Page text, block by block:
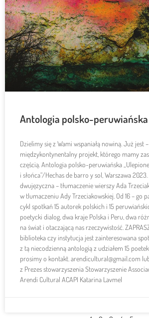
Antologia polsko-peruwiańska
Dzielimy się z Wami wspaniałą nowiną. Już jest
międzykontynentalny projekt, którego mamy
częścią. Antologia polsko-peruwiańska
i słońca”/Hechas de barro y sol, Warszawa
dwujęzyczna – tłumaczenie wierszy Ada
w tlumaczeniu Ady Trzeciakowskiej. Od 16 – go
cykl spotkań 15 autorek polskich i 15
poetycki dialog, dwa kraje Polska i Peru, dwa
na świat i otaczającą nas rzeczywistość.
biblioteka czy instytucja jest zainteresowana
z tą niecodzienną antologią z udziałem 15
prosimy o kontakt. arendicultural@gmail.com
z Prezes stowarzyszenia Stowarzyszenie
Arendi Cultural ACAPI Katarina Lavmel